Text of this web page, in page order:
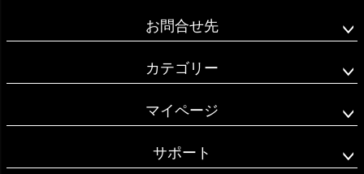
お問合せ先
カテゴリー
マイページ
サポート